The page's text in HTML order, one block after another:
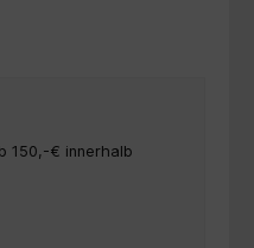
150,-€ innerhalb